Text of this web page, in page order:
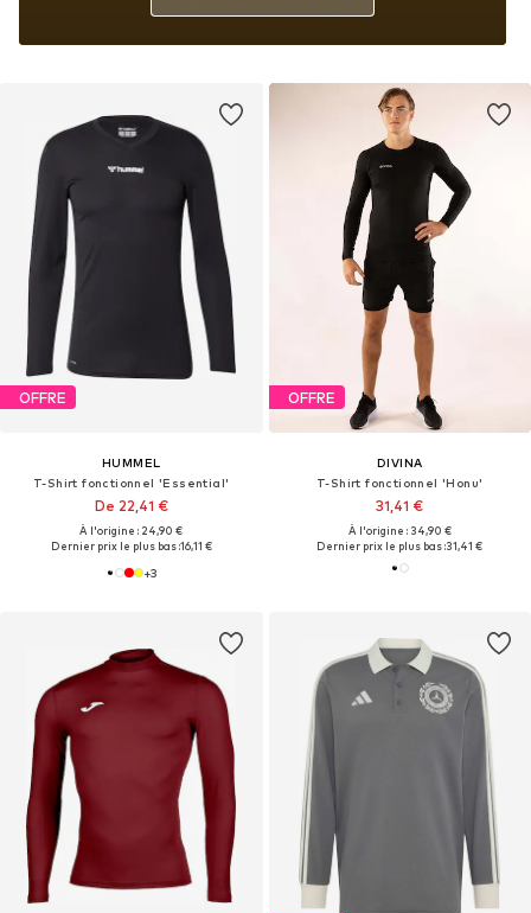
OFFRE
HUMMEL
T-Shirt fonctionnel 'Essential'
De 22,41 €
À l'origine : 24,90 €
Dernier prix le plus bas :16,11 €
+3
OFFRE
DIVINA
T-Shirt fonctionnel 'Honu'
31,41 €
À l'origine : 34,90 €
Dernier prix le plus bas :31,41 €